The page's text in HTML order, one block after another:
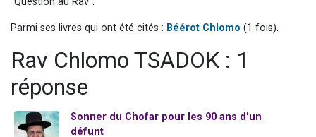
Il reste 49 places pour étudier en groupe sur Zoom
Nathaniel vient de donner son Maasser
Parmi ses livres qui ont été cités : Béérot Chlomo (1 fois).
Rav Chlomo TSADOK : 1
réponse
Sonner du Chofar pour les 90 ans d'un
défunt